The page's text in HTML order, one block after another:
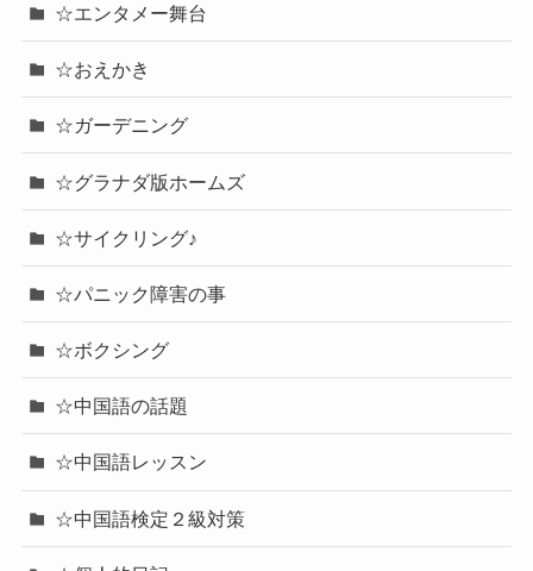
☆エンタメー舞台
☆おえかき
☆ガーデニング
☆グラナダ版ホームズ
☆サイクリング♪
☆パニック障害の事
☆ボクシング
☆中国語の話題
☆中国語レッスン
☆中国語検定２級対策